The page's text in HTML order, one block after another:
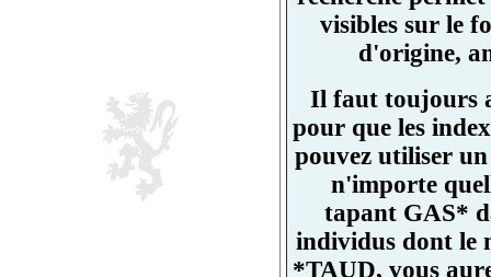
visibles sur le
d'origine,
Il faut toujours
pour que les
pouvez utiliser
n'importe
tapant GAS*
individus dont le
*TAUD, vous